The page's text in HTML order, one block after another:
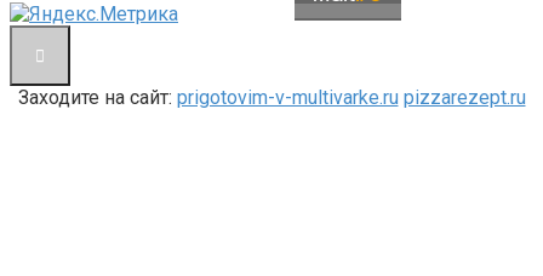
Заходите на сайт: prigotovim-v-multivarke.ru pizzarezept.ru